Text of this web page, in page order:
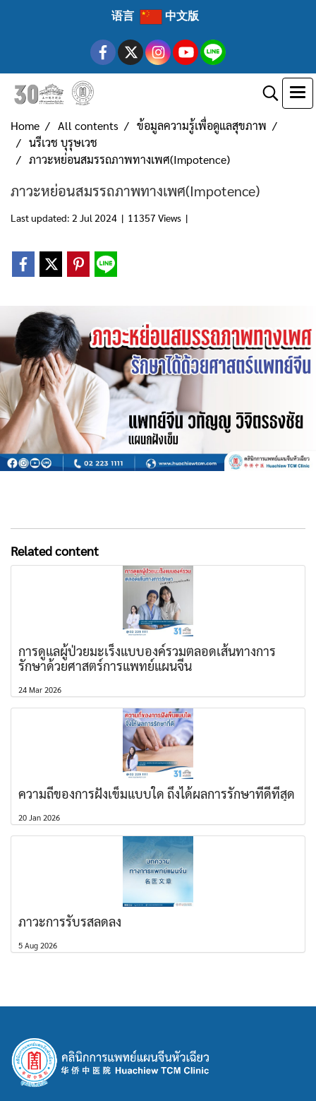
语言 中文版
Home All contents
ข้อมูลความรู้เพื่อดูแลสุขภาพ
นรีเวช บุรุษเวช
ภาวะหย่อนสมรรถภาพทางเพศ(Impotence)
ภาวะหย่อนสมรรถภาพทางเพศ(Impotence)
Last updated: 2 Jul 2024 | 11357 Views |
Related content
การดูแลผู้ป่วยมะเร็งแบบองค์รวมตลอดเส้นทางการ
รักษาด้วยศาสตร์การแพทย์แผนจีน
24 Mar 2026
ความถี่ของการฝังเข็มแบบใด ถึงได้ผลการรักษาที่ดีที่สุด
20 Jan 2026
ภาวะการรับรสลดลง
5 Aug 2026